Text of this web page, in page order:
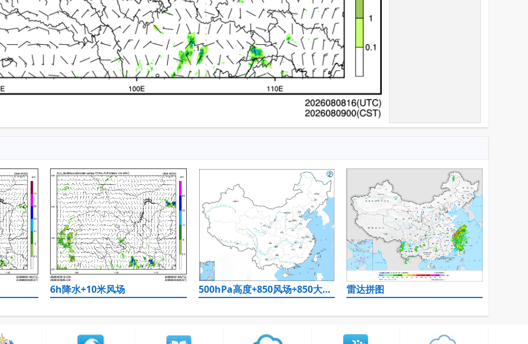
6h降水+10米风场 500hPa高度+850风场+850大风速（大于等于12） 雷达拼图